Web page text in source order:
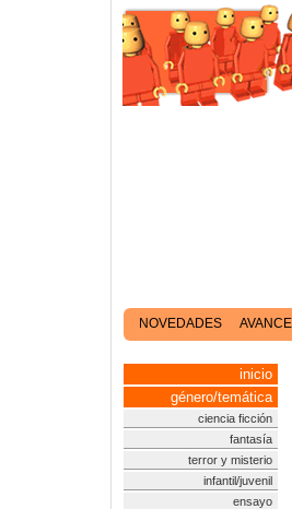
NOVEDADES
inicio
género/temática
ciencia ficción
fantasía
terror y misterio
infantil/juvenil
ensayo